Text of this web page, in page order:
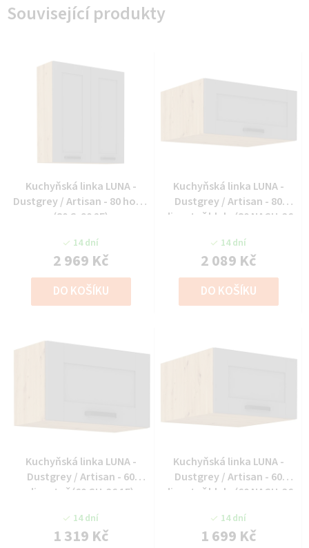
Související produkty
Kuchyňská linka LUNA -
Dustgrey / Artisan - 80 horní
(80 G-90 2F)
14 dní
2 969 Kč
DO KOŠÍKU
Kuchyňská linka LUNA -
Dustgrey / Artisan - 80
digestoř hlub. (80 NAGU-36
14 dní
2 089 Kč
DO KOŠÍKU
Kuchyňská linka LUNA -
Dustgrey / Artisan - 60
digestoř (60 GU-36 1F)
14 dní
1 319 Kč
Kuchyňská linka LUNA -
Dustgrey / Artisan - 60
digestoř hlub. (60 NAGU-36
14 dní
1 699 Kč